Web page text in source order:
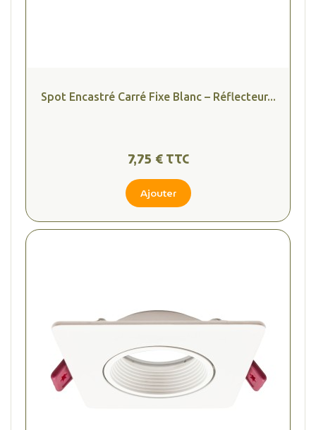
Spot Encastré Carré Fixe Blanc – Réflecteur...
7,75 € TTC
Ajouter